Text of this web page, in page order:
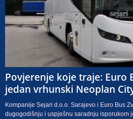
Povjerenje koje traje: Euro
jedan vrhunski Neoplan
Kompanije Sejari d.o.o. Sarajevo i Euro Bus
dugogodišnju i uspješnu saradnju isporukom